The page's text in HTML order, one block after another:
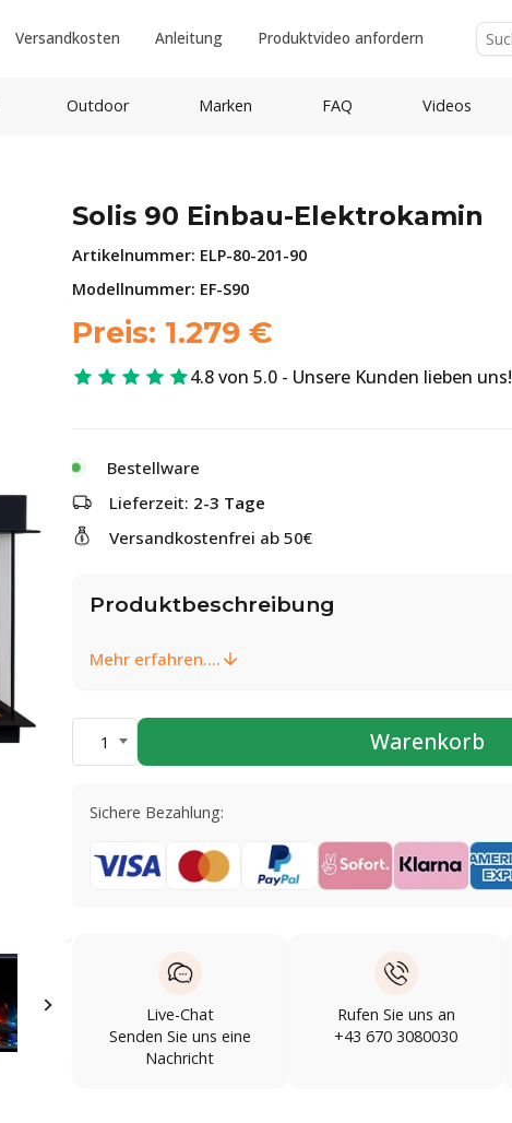
Versandkosten Anleitung Produktvideo anfordern
Outdoor Marken FAQ Videos
Solis 90 Einbau-Elektrokamin
Artikelnummer: ELP-80-201-90
Modellnummer: EF-S90
Preis: 1.279 €
4.8 von 5.0 - Unsere Kunden lieben uns!
Bestellware
Lieferzeit: 2-3 Tage
Versandkostenfrei ab 50€
Produktbeschreibung
Mehr erfahren....
1 Warenkorb
Sichere Bezahlung:
Live-Chat
Senden Sie uns eine
Nachricht
Rufen Sie uns an
+43 670 3080030